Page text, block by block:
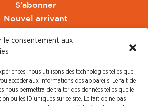
le consentement aux
nous utilisons des technologies telles que
ou accéder aux informations des appareils. Le fait de
nous permettra de traiter des données telles que le
ou les ID uniques sur ce site. Le fait de ne pas
S'abonner
Nouvel arrivant
CFDT Cadres
CFDT Retraités
L'UFFA